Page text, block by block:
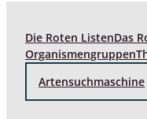
Die Roten ListenDas
Organismengruppen
Artensuchmaschine